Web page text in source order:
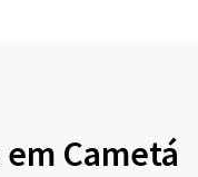
Cametá